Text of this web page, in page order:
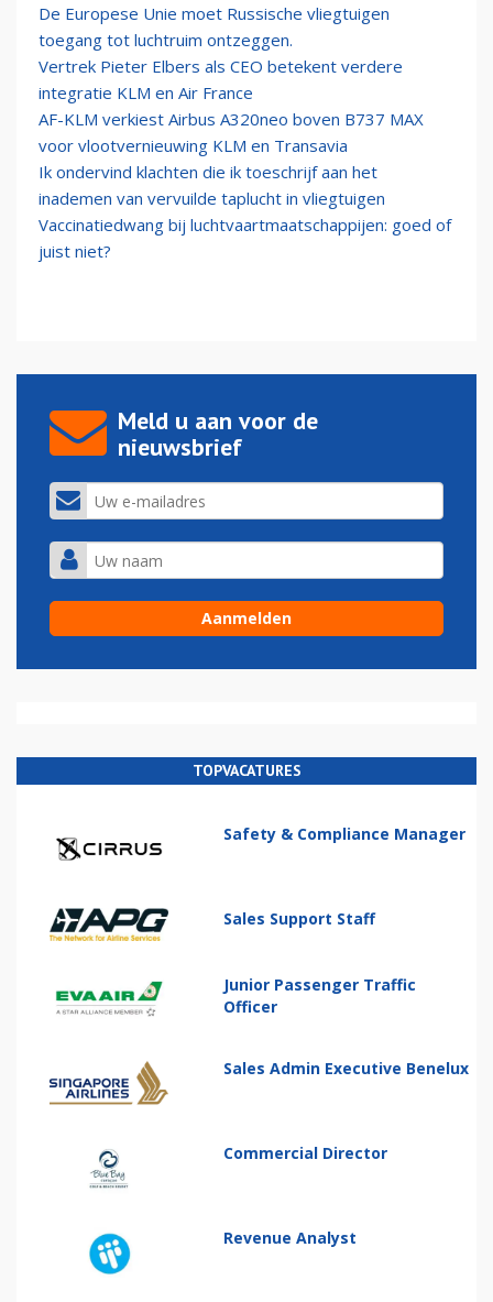
De Europese Unie moet Russische vliegtuigen
toegang tot luchtruim ontzeggen.
Vertrek Pieter Elbers als CEO betekent verdere
integratie KLM en Air France
AF-KLM verkiest Airbus A320neo boven B737 MAX
voor vlootvernieuwing KLM en Transavia
Ik ondervind klachten die ik toeschrijf aan het
inademen van vervuilde taplucht in vliegtuigen
Vaccinatiedwang bij luchtvaartmaatschappijen: goed of
juist niet?
Meld u aan voor de
nieuwsbrief
TOPVACATURES
Safety & Compliance Manager
Sales Support Staff
Junior Passenger Traffic
Officer
Sales Admin Executive Benelux
Commercial Director
Revenue Analyst